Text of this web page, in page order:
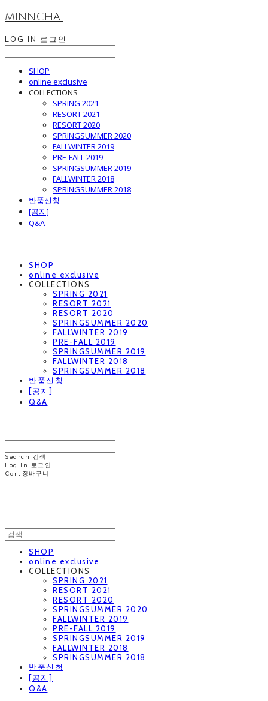
MINNCHAI
LOG IN 로그인
SHOP
online exclusive
COLLECTIONS
SPRING 2021
RESORT 2021
RESORT 2020
SPRINGSUMMER 2020
FALLWINTER 2019
PRE-FALL 2019
SPRINGSUMMER 2019
FALLWINTER 2018
SPRINGSUMMER 2018
반품신청
[공지]
Q&A
SHOP
online exclusive
COLLECTIONS
SPRING 2021
RESORT 2021
RESORT 2020
SPRINGSUMMER 2020
FALLWINTER 2019
PRE-FALL 2019
SPRINGSUMMER 2019
FALLWINTER 2018
SPRINGSUMMER 2018
반품신청
[공지]
Q&A
Search
검색
Log In
로그인
Cart 장바구니
SHOP
online exclusive
COLLECTIONS
SPRING 2021
RESORT 2021
RESORT 2020
SPRINGSUMMER 2020
FALLWINTER 2019
PRE-FALL 2019
SPRINGSUMMER 2019
FALLWINTER 2018
SPRINGSUMMER 2018
반품신청
[공지]
Q&A